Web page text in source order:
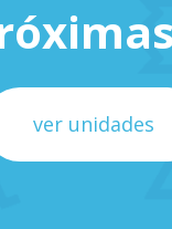
ver unidades